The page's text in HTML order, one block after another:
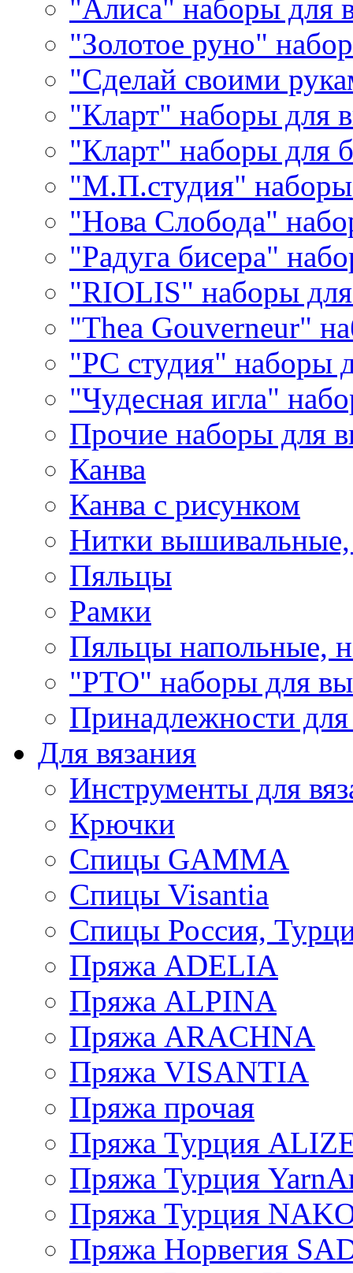
"Алиса" наборы для
"Золотое руно"
"Сделай своими
"Кларт" наборы для
"Кларт" наборы для
"М.П.студия"
"Нова Слобода"
"Радуга бисера"
"RIOLIS" наборы
"Thea Gouverneur"
"РС студия" наборы
"Чудесная игла"
Прочие наборы для
Канва
Канва с рисунком
Нитки
Пяльцы
Рамки
Пяльцы напольные,
"РТО" наборы для
Принадлежности
Для вязания
Инструменты для
Крючки
Спицы GAMMA
Спицы Visantia
Спицы Россия,
Пряжа ADELIA
Пряжа ALPINA
Пряжа ARACHNA
Пряжа VISANTIA
Пряжа прочая
Пряжа Турция
Пряжа Турция
Пряжа Турция
Пряжа Норвегия